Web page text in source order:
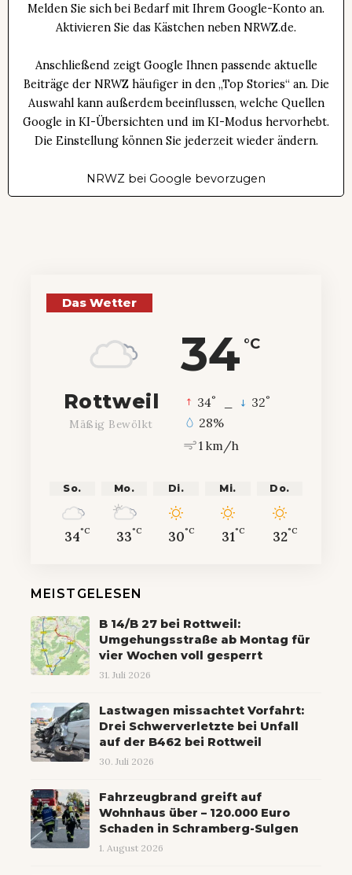
Melden Sie sich bei Bedarf mit Ihrem Google-Konto an.
Aktivieren Sie das Kästchen neben NRWZ.de.
Anschließend zeigt Google Ihnen passende aktuelle
Beiträge der NRWZ häufiger in den „Top Stories“ an. Die
Auswahl kann außerdem beeinflussen, welche Quellen
Google in KI-Übersichten und im KI-Modus hervorhebt.
Die Einstellung können Sie jederzeit wieder ändern.
NRWZ bei Google bevorzugen
Das Wetter
34 °C
Rottweil
Mäßig Bewölkt
34° 32°
28%
1 km/h
So.
34°C
Mo.
33°C
Di.
30°C
Mi.
31°C
Do.
32°C
MEISTGELESEN
B 14/B 27 bei Rottweil:
Umgehungsstraße ab Montag für
vier Wochen voll gesperrt
31. Juli 2026
Lastwagen missachtet Vorfahrt:
Drei Schwerverletzte bei Unfall
auf der B462 bei Rottweil
30. Juli 2026
Fahrzeugbrand greift auf
Wohnhaus über – 120.000 Euro
Schaden in Schramberg-Sulgen
1. August 2026